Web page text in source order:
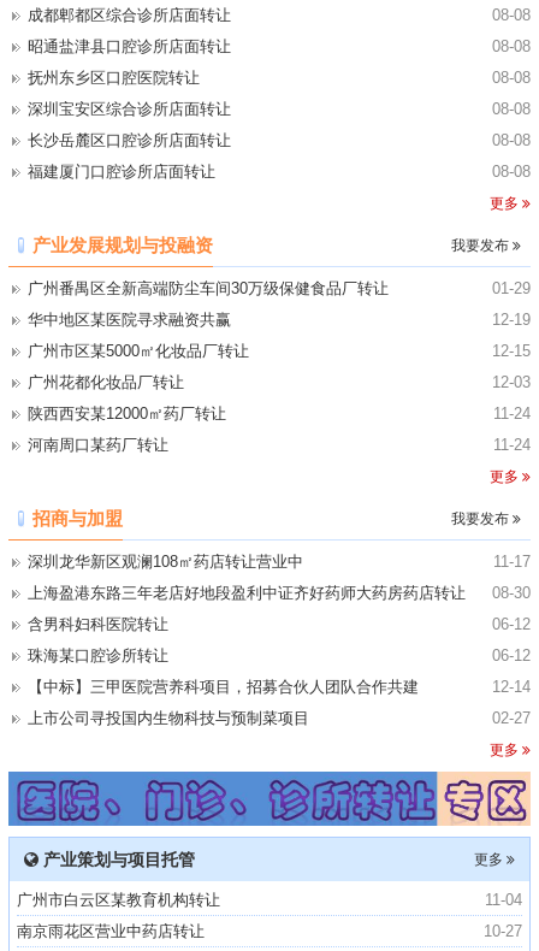
河南省
河南医疗器械厂房650万出售
查看
省份
查看
湖北省
查看
广东省
查看
省份
查看
省份
查看
查看
省份
查看
省份
长沙岳麓区口腔诊所店面转让 暂无
查看
省份
福建厦门口腔诊所店面转让 暂无
查看
省份
四川成都化妆品店转让
查看
省份
深圳龙华百货店转让
查看
省份
深圳宝安美容店转让
查看
广东省
查看
四川省
成都双层框架厂房出租
查看
查看
省份
查看
省份
青岛市北区综合诊所店面转让
省份
武汉东西湖区中医门诊店面/中医馆转让 暂无
省份
08-08
成都郫都区综合诊所店面转让
08-08
昭通盐津县口腔诊所店面转让
08-08
抚州东乡区口腔医院转让
08-08
深圳宝安区综合诊所店面转让
08-08
长沙岳麓区口腔诊所店面转让
08-08
福建厦门口腔诊所店面转让
更多
我要发布
产业发展规划与投融资
01-29
广州番禺区全新高端防尘车间30万级保健食品厂转让
12-19
华中地区某医院寻求融资共赢
12-15
广州市区某5000㎡化妆品厂转让
12-03
广州花都化妆品厂转让
11-24
陕西西安某12000㎡药厂转让
11-24
河南周口某药厂转让
更多
我要发布
招商与加盟
11-17
深圳龙华新区观澜108㎡药店转让营业中
08-30
上海盈港东路三年老店好地段盈利中证齐好药师大药房药店转让
06-12
含男科妇科医院转让
06-12
珠海某口腔诊所转让
12-14
【中标】三甲医院营养科项目，招募合伙人团队合作共建
02-27
上市公司寻投国内生物科技与预制菜项目
更多
更多
产业策划与项目托管
11-04
广州市白云区某教育机构转让
10-27
南京雨花区营业中药店转让